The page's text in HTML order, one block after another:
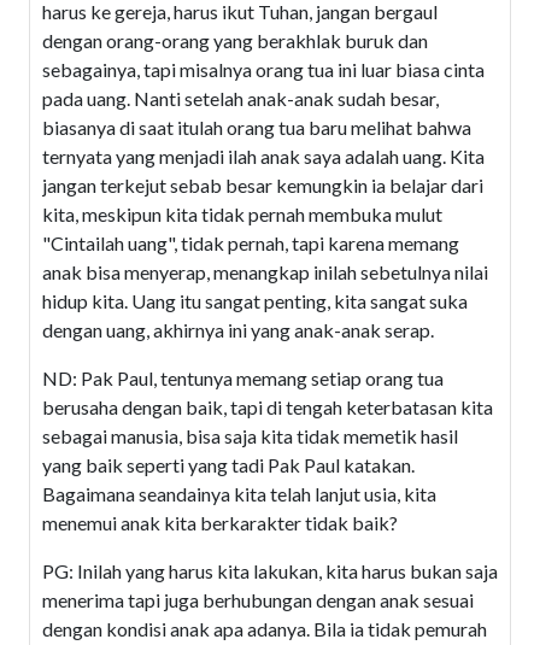
harus ke gereja, harus ikut Tuhan, jangan bergaul
dengan orang-orang yang berakhlak buruk dan
sebagainya, tapi misalnya orang tua ini luar biasa cinta
pada uang. Nanti setelah anak-anak sudah besar,
biasanya di saat itulah orang tua baru melihat bahwa
ternyata yang menjadi ilah anak saya adalah uang. Kita
jangan terkejut sebab besar kemungkin ia belajar dari
kita, meskipun kita tidak pernah membuka mulut
"Cintailah uang", tidak pernah, tapi karena memang
anak bisa menyerap, menangkap inilah sebetulnya nilai
hidup kita. Uang itu sangat penting, kita sangat suka
dengan uang, akhirnya ini yang anak-anak serap.
ND: Pak Paul, tentunya memang setiap orang tua
berusaha dengan baik, tapi di tengah keterbatasan kita
sebagai manusia, bisa saja kita tidak memetik hasil
yang baik seperti yang tadi Pak Paul katakan.
Bagaimana seandainya kita telah lanjut usia, kita
menemui anak kita berkarakter tidak baik?
PG: Inilah yang harus kita lakukan, kita harus bukan saja
menerima tapi juga berhubungan dengan anak sesuai
dengan kondisi anak apa adanya. Bila ia tidak pemurah